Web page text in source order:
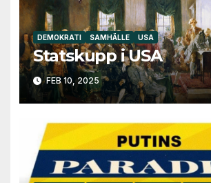
DEMOKRATI SAMHÄLLE USA
Statskupp i USA
FEB 10, 2025